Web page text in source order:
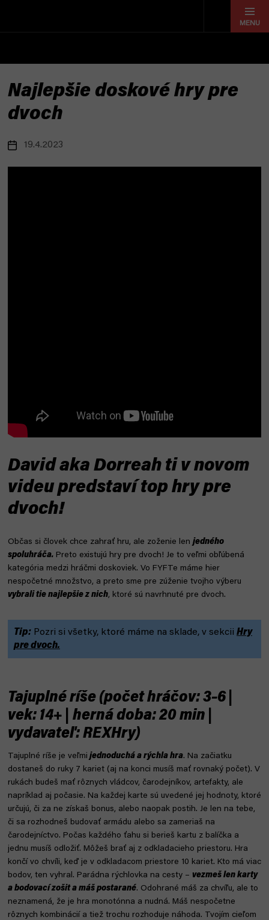
Najlepšie doskové hry pre
dvoch
19.4.2023
David aka Dorreah ti v novom
videu predstaví top hry pre
dvoch!
Občas si človek chce zahrať hru, ale zoženie len jedného
spoluhráča. Preto existujú hry pre dvoch! Je to veľmi obľúbená
kategória medzi hráčmi doskoviek. Vo FYFTe máme hier
nespočetné množstvo, a preto sme pre zúženie tvojho výberu
vybrali tie najlepšie z nich, ktoré sú navrhnuté pre dvoch.
Tip: Pozri si všetky, ktoré máme na sklade, v sekcii Hry
pre dvoch.
Tajuplné ríše (počet hráčov: 3–6 |
vek: 14+ | herná doba: 20 min |
vydavateľ: REXHry)
Tajuplné ríše je veľmi jednoduchá a rýchla hra. Na začiatku
dostaneš do ruky 7 kariet (aj na konci musíš mať rovnaký počet). V
rukách budeš mať rôznych vládcov, čarodejníkov, artefakty, ale
napríklad aj počasie. Na každej karte sú uvedené jej hodnoty, ktoré
určujú, či za ne získaš bonus, alebo naopak postih. Je len na tebe,
či sa rozhodneš budovať armádu alebo sa zameriaš na
čarodejníctvo. Počas každého ťahu si berieš kartu z balíčka a
jednu musíš odložiť. Môžeš brať aj z odkladacieho priestoru. Hra
končí vo chvíli, keď je v odkladacom priestore 10 kariet. Kto má viac
bodov, ten vyhral. Parádna rýchlovka na cesty – vezmeš len karty
a bodovací zošit a máš postarané. Odohrané máš za chvíľu, ale to
neznamená, že je hra monotónna a nudná. Máš nespočetne
rôznych kombinácií a tiež trochu rozhoduje náhoda. Tvojím cieľom